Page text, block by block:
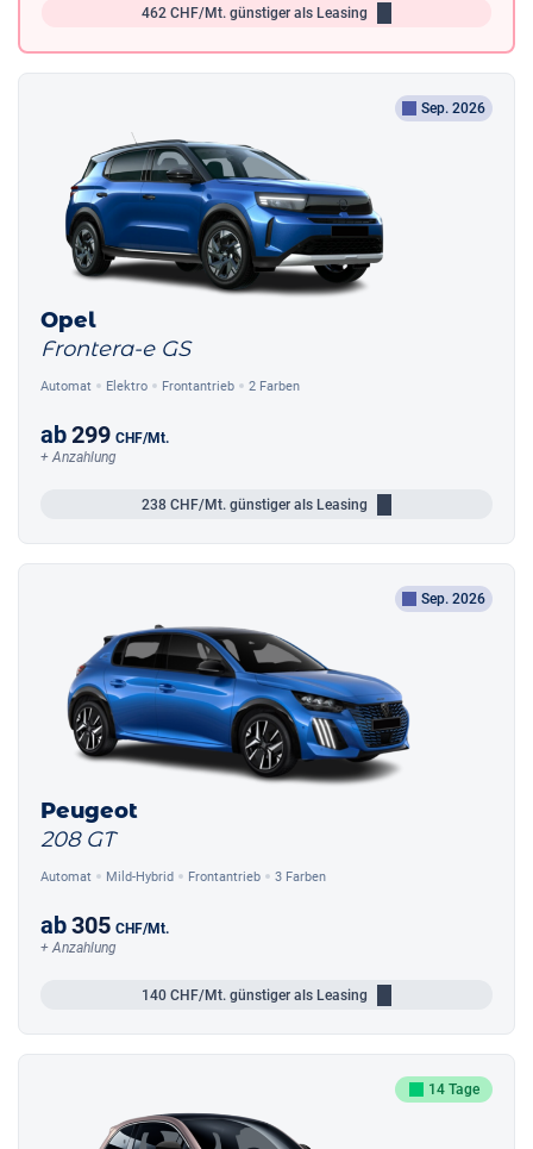
462 CHF/Mt. günstiger als Leasing
Sep. 2026
Opel
Frontera-e GS
Automat Elektro Frontantrieb 2 Farben
ab299 CHF/Mt.
+ Anzahlung
238 CHF/Mt. günstiger als Leasing
Sep. 2026
Peugeot
208 GT
Automat Mild-Hybrid Frontantrieb 3 Farben
ab305 CHF/Mt.
+ Anzahlung
140 CHF/Mt. günstiger als Leasing
14 Tage